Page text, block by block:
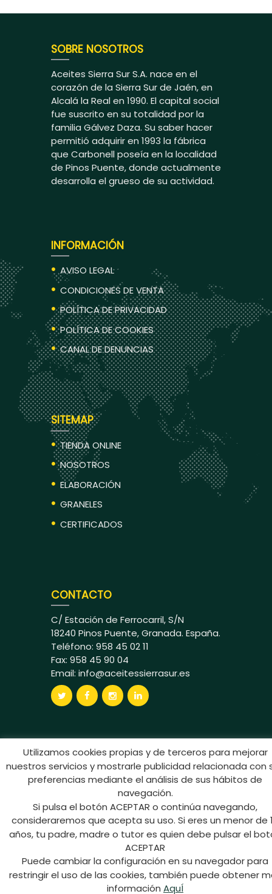
SOBRE NOSOTROS
Aceites Sierra Sur S.A. nace en el
corazón de la Sierra Sur de Jaén, en
Alcalá la Real en 1990. El capital social
fue suscrito en su totalidad por la
familia Gálvez Daza. Su saber hacer
permitió adquirir en 1993 la fábrica
que Carbonell poseía en la localidad
de Pinos Puente, donde actualmente
desarrolla el grueso de su actividad.
INFORMACIÓN
AVISO LEGAL
CONDICIONES DE VENTA
POLÍTICA DE PRIVACIDAD
POLÍTICA DE COOKIES
CANAL DE DENUNCIAS
SITEMAP
TIENDA ONLINE
NOSOTROS
ELABORACIÓN
GRANELES
CERTIFICADOS
CONTACTO
C/ Estación de Ferrocarril, S/N
18240 Pinos Puente, Granada. España.
Teléfono: 958 45 02 11
Fax: 958 45 90 04
Email: info@aceitessierrasur.es
Aceites Sierra Sur © 2024 Todos los
derechos reservados
Utilizamos cookies propias y de terceros para mejorar
nuestros servicios y mostrarle publicidad relacionada con
preferencias mediante el análisis de sus hábitos de
navegación.
Si pulsa el botón ACEPTAR o continúa navegando,
consideraremos que acepta su uso. Si eres un menor de
años, tu padre, madre o tutor es quien debe pulsar el
ACEPTAR
Puede cambiar la configuración en su navegador para
restringir el uso de las cookies, también puede obtener
información AquÍ